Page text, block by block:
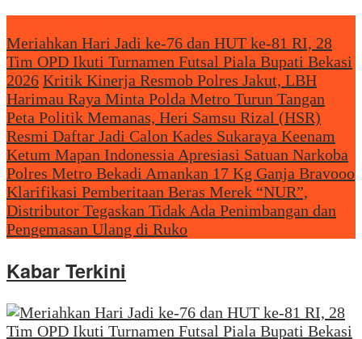
Meriahkan Hari Jadi ke-76 dan HUT ke-81 RI, 28
Tim OPD Ikuti Turnamen Futsal Piala Bupati Bekasi
2026 Kritik Kinerja Resmob Polres Jakut, LBH
Harimau Raya Minta Polda Metro Turun Tangan
Peta Politik Memanas, Heri Samsu Rizal (HSR)
Resmi Daftar Jadi Calon Kades Sukaraya Keenam
Ketum Mapan Indonessia Apresiasi Satuan Narkoba
Polres Metro Bekadi Amankan 17 Kg Ganja Bravooo
Klarifikasi Pemberitaan Beras Merek “NUR”,
Distributor Tegaskan Tidak Ada Penimbangan dan
Pengemasan Ulang di Ruko
Kabar Terkini